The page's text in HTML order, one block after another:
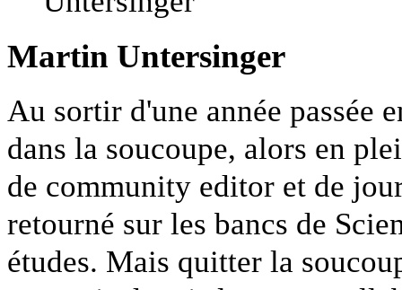
Martin Untersinger
Au sortir d'une année passée
dans la soucoupe, alors en
de community editor et de
retourné sur les bancs de
études. Mais quitter la